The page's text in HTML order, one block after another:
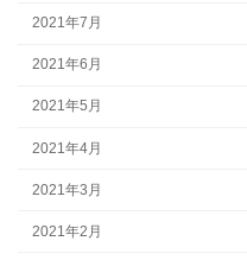
2021年7月
2021年6月
2021年5月
2021年4月
2021年3月
2021年2月